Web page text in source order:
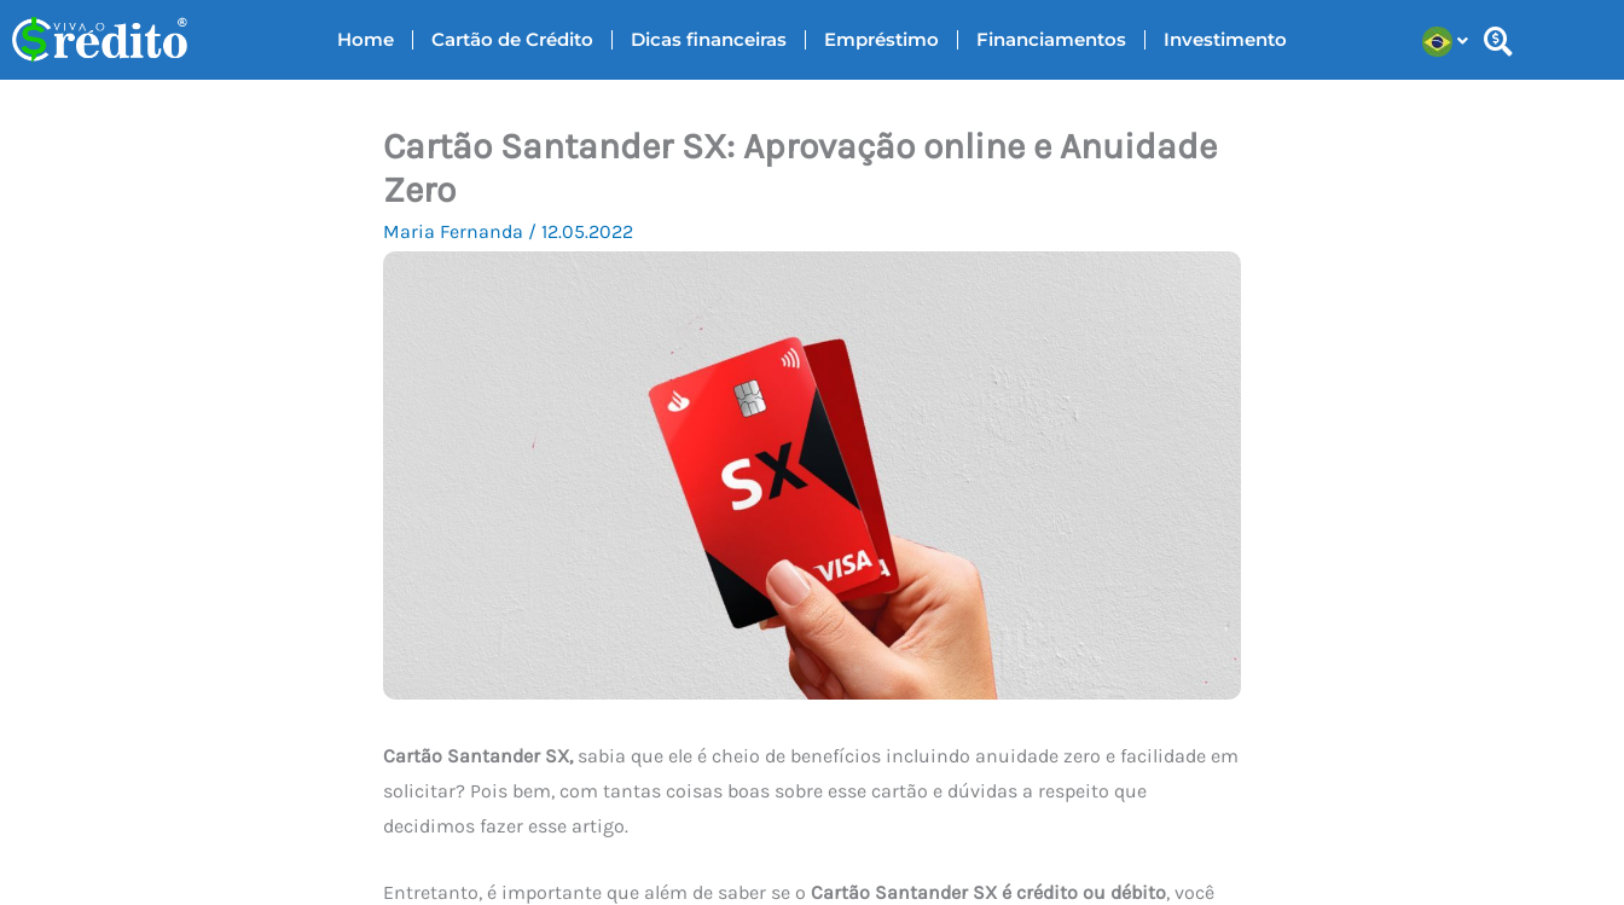
para
o
Home Cartão de Crédito Dicas financeiras Empréstimo Financiamentos Investimento
Cartão Santander SX: Aprovação online e Anuidade
Zero
Maria Fernanda / 12.05.2022
Cartão Santander SX, sabia que ele é cheio de benefícios incluindo anuidade zero e facilidade em
solicitar? Pois bem, com tantas coisas boas sobre esse cartão e dúvidas a respeito que
decidimos fazer esse artigo.
Entretanto, é importante que além de saber se o Cartão Santander SX é crédito ou débito, você